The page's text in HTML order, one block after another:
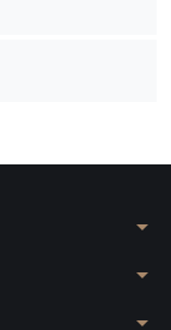
arrow_drop_down
arrow_drop_down
arrow_drop_down